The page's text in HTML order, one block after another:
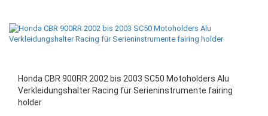
Honda CBR 900RR 2002 bis 2003 SC50 Motoholders Alu
Verkleidungshalter Racing für Serieninstrumente fairing
holder